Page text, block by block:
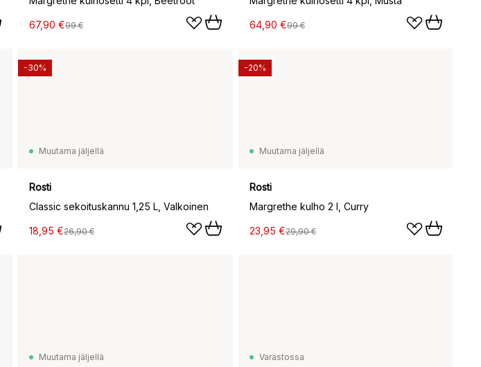
67,90 €99 € 64,90 €99 €
Muutama jäljellä
Rosti
Classic sekoituskannu 1,25 L, Valkoinen
18,95 €26,90 €
-30%
Muutama jäljellä
Rosti
Margrethe kulho 2 l, Curry
23,95 €29,90 €
-20%
Muutama jäljellä Varastossa